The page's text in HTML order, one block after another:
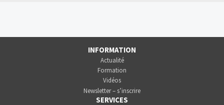
INFORMATION
Actualité
Formation
Vidéos
Newsletter – s’inscrire
SERVICES